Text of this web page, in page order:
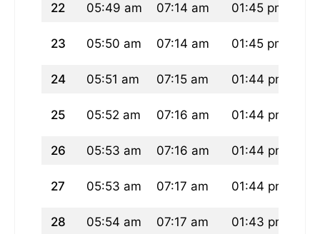
22 05:49 am 07:14 am 01:45 pm
23 05:50 am 07:14 am 01:45 pm
24 05:51 am 07:15 am 01:44 pm
25 05:52 am 07:16 am 01:44 pm
26 05:53 am 07:16 am 01:44 pm
27 05:53 am 07:17 am 01:44 pm
28 05:54 am 07:17 am 01:43 pm